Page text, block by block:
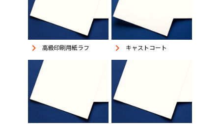
keyboard_arrow_right 高級印刷用紙ラフ keyboard_arrow_right キャストコート